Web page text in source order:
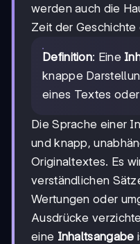
werden auch die
Zeit der Geschichte
Definition: Eine
knappe
eines Textes
Die Sprache einer
und knapp,
Originaltextes. Es
verständlichen
Wertungen oder
Ausdrücke
eine Inhaltsangabe